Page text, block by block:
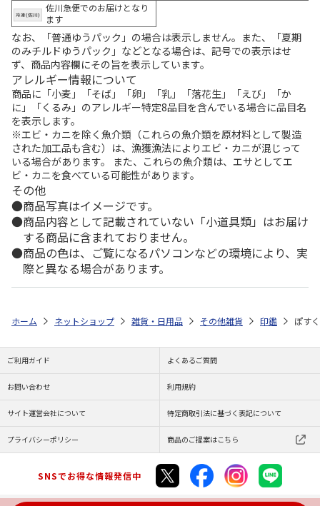
佐川急便でのお届けとなり
ます
なお、「普通ゆうパック」の場合は表示しません。また、「夏期
のみチルドゆうパック」などとなる場合は、記号での表示はせ
ず、商品内容欄にその旨を表示しています。
アレルギー情報について
商品に「小麦」「そば」「卵」「乳」「落花生」「えび」「か
に」「くるみ」のアレルギー特定8品目を含んでいる場合に品目名
を表示します。
※エビ・カニを除く魚介類（これらの魚介類を原材料として製造
された加工品も含む）は、漁獲漁法によりエビ・カニが混じって
いる場合があります。 また、これらの魚介類は、エサとしてエ
ビ・カニを食べている可能性があります。
その他
商品写真はイメージです。
商品内容として記載されていない「小道具類」はお届け
する商品に含まれておりません。
商品の色は、ご覧になるパソコンなどの環境により、実
際と異なる場合があります。
ホーム ネットショップ 雑貨・日用品 その他雑貨 印鑑 ぽす
ご利用ガイド よくあるご質問
お問い合わせ 利用規約
サイト運営会社について 特定商取引法に基づく表記について
プライバシーポリシー 商品のご提案はこちら
SNSでお得な情報発信中